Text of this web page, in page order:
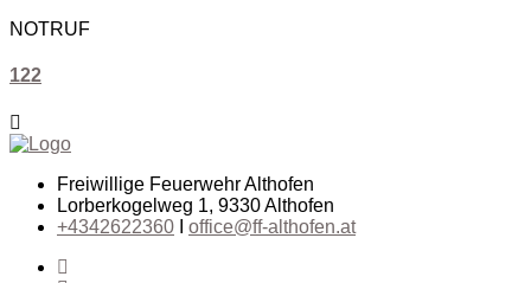
NOTRUF
122
Freiwillige Feuerwehr Althofen
Lorberkogelweg 1, 9330 Althofen
+4342622360
office@ff-althofen.at